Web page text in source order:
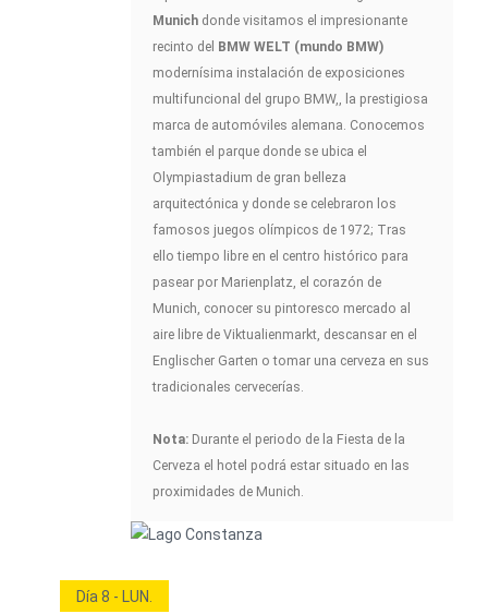
Munich donde visitamos el impresionante
recinto del BMW WELT (mundo BMW)
modernísima instalación de exposiciones
multifuncional del grupo BMW,, la prestigiosa
marca de automóviles alemana. Conocemos
también el parque donde se ubica el
Olympiastadium de gran belleza
arquitectónica y donde se celebraron los
famosos juegos olímpicos de 1972; Tras
ello tiempo libre en el centro histórico para
pasear por Marienplatz, el corazón de
Munich, conocer su pintoresco mercado al
aire libre de Viktualienmarkt, descansar en el
Englischer Garten o tomar una cerveza en sus
tradicionales cervecerías.
Nota: Durante el periodo de la Fiesta de la
Cerveza el hotel podrá estar situado en las
proximidades de Munich.
Día 8 - LUN.